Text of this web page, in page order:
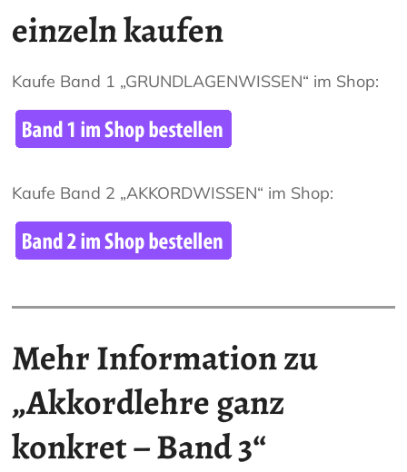
einzeln kaufen
Kaufe Band 1 „GRUNDLAGENWISSEN“ im Shop:
Kaufe Band 2 „AKKORDWISSEN“ im Shop:
Mehr Information zu
„Akkordlehre ganz
konkret – Band 3“